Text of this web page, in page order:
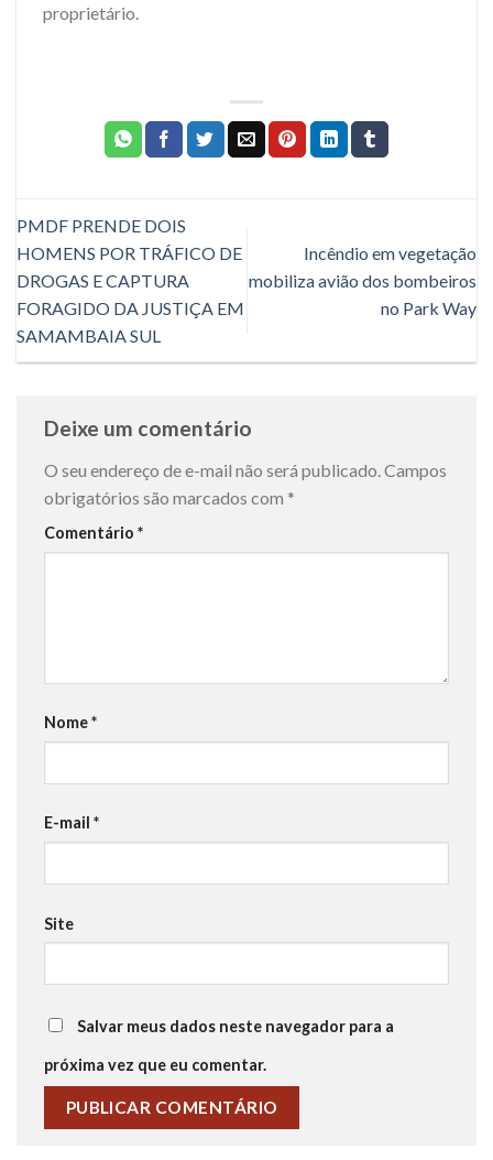
proprietário.
PMDF PRENDE DOIS
HOMENS POR TRÁFICO DE
DROGAS E CAPTURA
FORAGIDO DA JUSTIÇA EM
SAMAMBAIA SUL
Incêndio em vegetação
mobiliza avião dos bombeiros
no Park Way
Deixe um comentário
O seu endereço de e-mail não será publicado.Campos
obrigatórios são marcados com *
Comentário *
Nome*
E-mail *
Site
Salvar meus dados neste navegador para a
próxima vez que eu comentar.